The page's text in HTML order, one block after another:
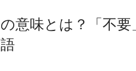
の意味とは？「不